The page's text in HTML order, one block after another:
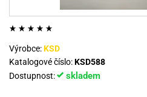
Výrobce:KSD
Katalogové číslo:KSD588
Dostupnost:
skladem